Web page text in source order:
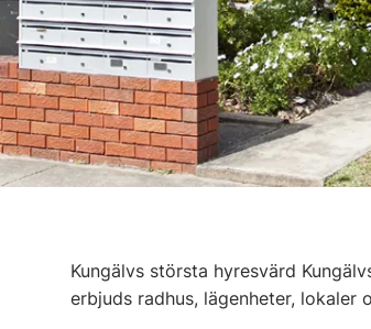
Kungälvs största hyresvärd
erbjuds radhus, lägenheter, lokaler